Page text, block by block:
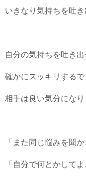
いきなり気持ちを吐き
自分の気持ちを吐き出
確かにスッキリするで
相手は良い気分になり
「また同じ悩みを聞
「自分で何とかしてよ